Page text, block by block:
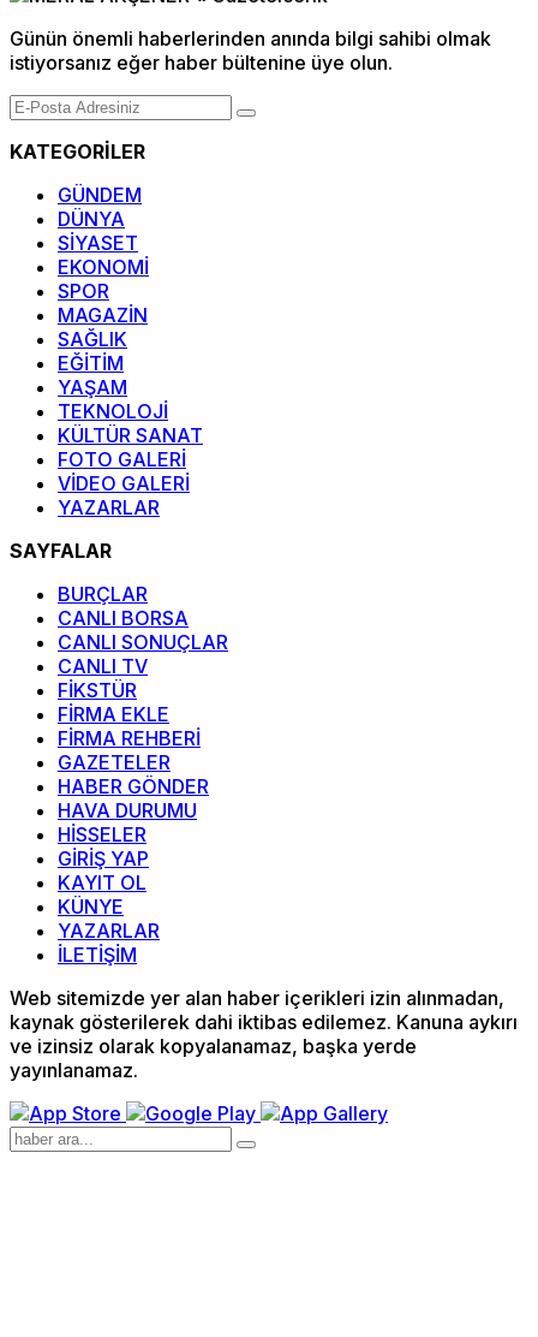
Günün önemli haberlerinden anında bilgi sahibi olmak
istiyorsanız eğer haber bültenine üye olun.
KATEGORİLER
GÜNDEM
DÜNYA
SİYASET
EKONOMİ
SPOR
MAGAZİN
SAĞLIK
EĞİTİM
YAŞAM
TEKNOLOJİ
KÜLTÜR SANAT
FOTO GALERİ
VİDEO GALERİ
YAZARLAR
SAYFALAR
BURÇLAR
CANLI BORSA
CANLI SONUÇLAR
CANLI TV
FİKSTÜR
FİRMA EKLE
FİRMA REHBERİ
GAZETELER
HABER GÖNDER
HAVA DURUMU
HİSSELER
GİRİŞ YAP
KAYIT OL
KÜNYE
YAZARLAR
İLETİŞİM
Web sitemizde yer alan haber içerikleri izin alınmadan,
kaynak gösterilerek dahi iktibas edilemez. Kanuna aykırı
ve izinsiz olarak kopyalanamaz, başka yerde
yayınlanamaz.